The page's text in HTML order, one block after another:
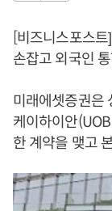
[비즈니스포스
손잡고 외국인
미래에셋증권은
케이하이안
한 계약을 맺고